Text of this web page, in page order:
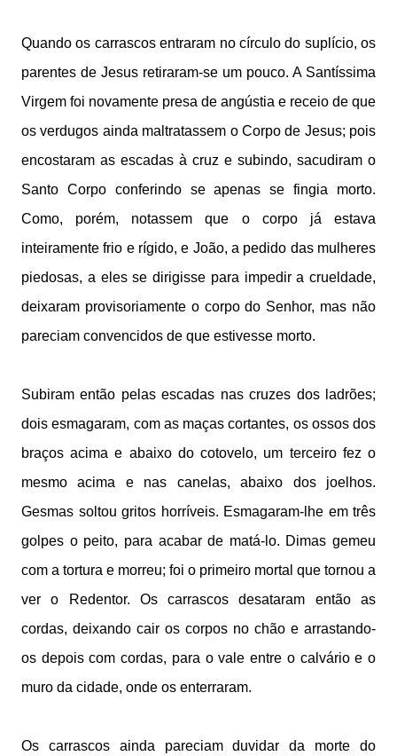
Quando os carrascos entraram no círculo do suplício, os
parentes de Jesus retiraram-se um pouco. A Santíssima
Virgem foi novamente presa de angústia e receio de que
os verdugos ainda maltratassem o Corpo de Jesus; pois
encostaram as escadas à cruz e subindo, sacudiram o
Santo Corpo conferindo se apenas se fingia morto.
Como, porém, notassem que o corpo já estava
inteiramente frio e rígido, e João, a pedido das mulheres
piedosas, a eles se dirigisse para impedir a crueldade,
deixaram provisoriamente o corpo do Senhor, mas não
pareciam convencidos de que estivesse morto.
Subiram então pelas escadas nas cruzes dos ladrões;
dois esmagaram, com as maças cortantes, os ossos dos
braços acima e abaixo do cotovelo, um terceiro fez o
mesmo acima e nas canelas, abaixo dos joelhos.
Gesmas soltou gritos horríveis. Esmagaram-lhe em três
golpes o peito, para acabar de matá-lo. Dimas gemeu
com a tortura e morreu; foi o primeiro mortal que tornou a
ver o Redentor. Os carrascos desataram então as
cordas, deixando cair os corpos no chão e arrastando-
os depois com cordas, para o vale entre o calvário e o
muro da cidade, onde os enterraram.
Os carrascos ainda pareciam duvidar da morte do